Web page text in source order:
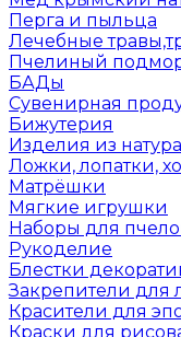
Перга и пыльца
Лечебные
Пчелиный
БАДы
Сувенирная
Бижутерия
Изделия из
Ложки, лопатки,
Матрёшки
Мягкие игрушки
Наборы для
Рукоделие
Блестки
Закрепители для
Красители для
Краски для